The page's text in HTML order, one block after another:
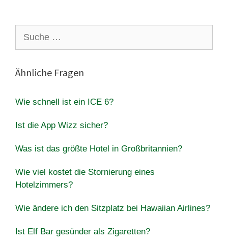
nach:
Ähnliche Fragen
Wie schnell ist ein ICE 6?
Ist die App Wizz sicher?
Was ist das größte Hotel in Großbritannien?
Wie viel kostet die Stornierung eines
Hotelzimmers?
Wie ändere ich den Sitzplatz bei Hawaiian Airlines?
Ist Elf Bar gesünder als Zigaretten?